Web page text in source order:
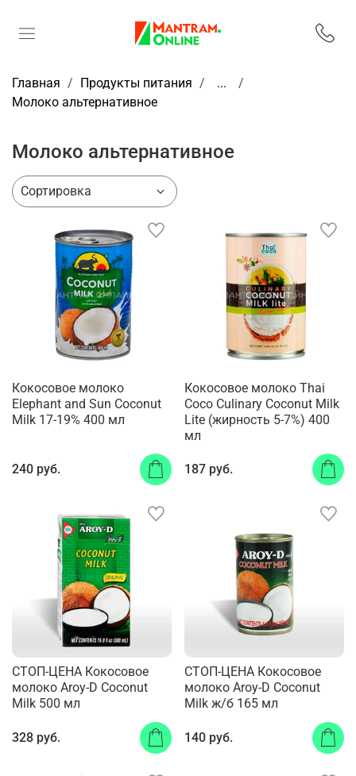
Главная Продукты питания
...
Молоко альтернативное
Молоко альтернативное
Кокосовое молоко
Elephant and Sun Coconut
Milk 17-19% 400 мл
240 руб.
Кокосовое молоко Thai
Coco Culinary Coconut Milk
Lite (жирность 5-7%) 400
мл
187 руб.
СТОП-ЦЕНА Кокосовое
молоко Aroy-D Coconut
Milk 500 мл
328 руб.
СТОП-ЦЕНА Кокосовое
молоко Aroy-D Coconut
Milk ж/б 165 мл
140 руб.